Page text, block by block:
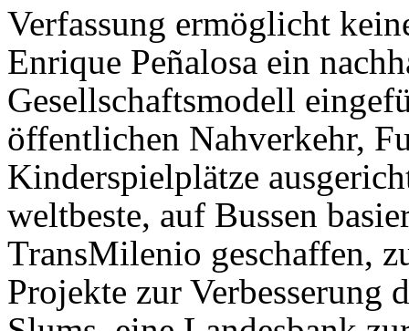
Verfassung ermöglicht
Enrique Peñalosa ein
Gesellschaftsmodell
öffentlichen Nahverkehr,
Kinderspielplätze
weltbeste, auf Bussen
TransMilenio geschaffen,
Projekte zur Verbesserung